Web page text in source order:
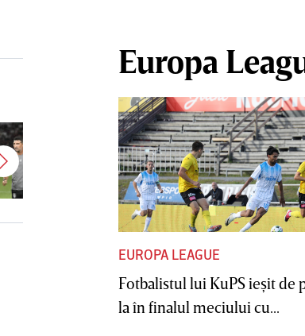
Antonio Folha a fost demis de la
CFR Cluj! Alţi 3 jucători sunt OUT
Europa
EUROPA LEAGUE
Fotbalistul lui KuPS ieşit de
la în finalul meciului cu...